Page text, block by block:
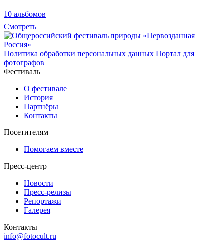
10 альбомов
Смотреть
Политика обработки персональных данных Портал для
фотографов
Фестиваль
О фестивале
История
Партнёры
Контакты
Посетителям
Помогаем вместе
Пресс-центр
Новости
Пресс-релизы
Репортажи
Галерея
Контакты
info@fotocult.ru